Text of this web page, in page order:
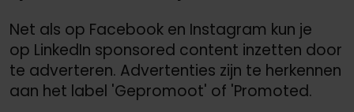
Net als op Facebook en Instagram kun je
op LinkedIn sponsored content inzetten door
te adverteren. Advertenties zijn te herkennen
aan het label 'Gepromoot' of 'Promoted.